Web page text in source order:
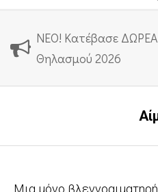
ΝΕΟ! Κατέβασε
Θηλασμού 2026
Μια μόνο